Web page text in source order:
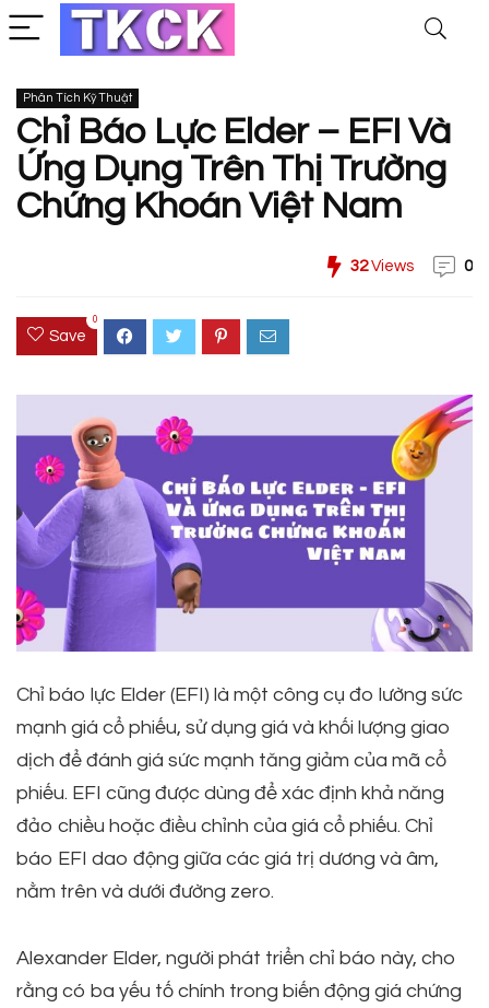
Phân Tích Kỹ Thuật
Chỉ Báo Lực Elder – EFI Và
Ứng Dụng Trên Thị Trường
Chứng Khoán Việt Nam
32Views 0
Save
0
Chỉ báo lực Elder (EFI) là một công cụ đo lường sức
mạnh giá cổ phiếu, sử dụng giá và khối lượng giao
dịch để đánh giá sức mạnh tăng giảm của mã cổ
phiếu. EFI cũng được dùng để xác định khả năng
đảo chiều hoặc điều chỉnh của giá cổ phiếu. Chỉ
báo EFI dao động giữa các giá trị dương và âm,
nằm trên và dưới đường zero.
Alexander Elder, người phát triển chỉ báo này, cho
rằng có ba yếu tố chính trong biến động giá chứng